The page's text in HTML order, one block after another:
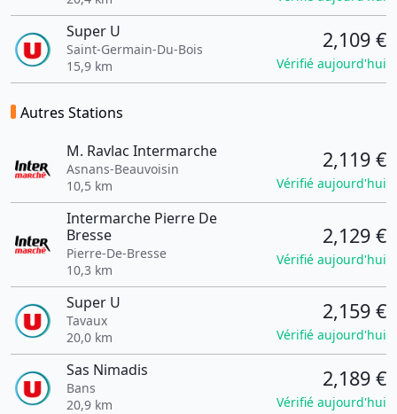
Super U
Saint-Germain-Du-Bois
15,9 km
2,109 €
Vérifié aujourd'hui
Autres Stations
M. Ravlac Intermarche
Asnans-Beauvoisin
10,5 km
2,119 €
Vérifié aujourd'hui
Intermarche Pierre De
Bresse
Pierre-De-Bresse
10,3 km
2,129 €
Vérifié aujourd'hui
Super U
Tavaux
20,0 km
2,159 €
Vérifié aujourd'hui
Sas Nimadis
Bans
20,9 km
2,189 €
Vérifié aujourd'hui